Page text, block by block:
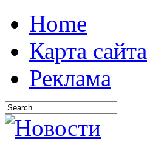
Home
Карта сайта
Реклама